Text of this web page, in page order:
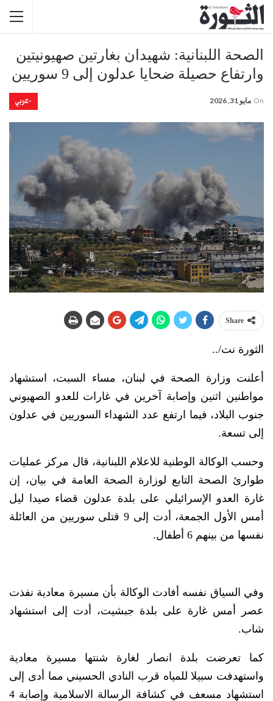
الصحة اللبنانية: شهيدان بغارتين صهيونيتين
وارتفاع حصيلة ضحايا عدلون إلى 9 سوريين
-عربي On مايو 31, 2026
Share
الثورة نت/..
أعلنت وزارة الصحة في لبنان، مساء السبت، استشهاد
مواطنين اثنين وإصابة آخرين في غارات للعدو الصهيوني
جنوب البلاد، فيما ارتفع عدد الشهداء السوريين في عدلون
إلى تسعة.
وحسب الوكالة الوطنية للاعلام اللبنانية، قال مركز عمليات
طوارئ الصحة التابع لوزارة الصحة العامة في بيان، إن
غارة العدو الإسرائيلي على بلدة عدلون قضاء صيدا ليل
أمس الأول الجمعة، أدت إلى 9 قتلى سوريين من العائلة
نفسها من بينهم 6 أطفال.
وفي السياق نفسه أفادت الوكالة بأن مسيرة معادية نفذت
عصر أمس غارة على بلدة جبشيت، أدت إلى استشهاد
شاب.
كما تعرضت بلدة انصار لغارة شنتها مسيرة معادية
واستهدفت سبيلا للمياه قرب النادي الحسيني مما أدى إلى
استشهاد مسعف في كشافة الرسالة الاسلامية وإصابة 4